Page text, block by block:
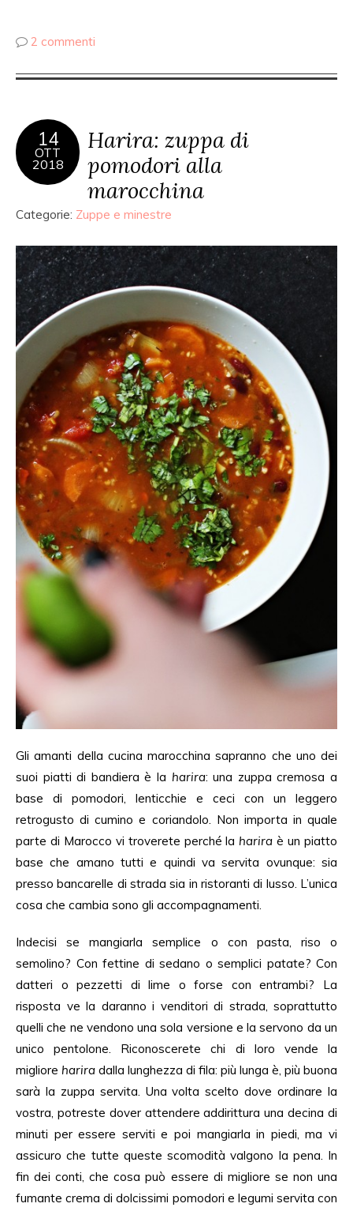
2 commenti
14
OTT
2018
Harira: zuppa di
pomodori alla
marocchina
Categorie: Zuppe e minestre
Gli amanti della cucina marocchina sapranno che uno dei
suoi piatti di bandiera è la harira: una zuppa cremosa a
base di pomodori, lenticchie e ceci con un leggero
retrogusto di cumino e coriandolo. Non importa in quale
parte di Marocco vi troverete perché la harira è un piatto
base che amano tutti e quindi va servita ovunque: sia
presso bancarelle di strada sia in ristoranti di lusso. L’unica
cosa che cambia sono gli accompagnamenti.
Indecisi se mangiarla semplice o con pasta, riso o
semolino? Con fettine di sedano o semplici patate? Con
datteri o pezzetti di lime o forse con entrambi? La
risposta ve la daranno i venditori di strada, soprattutto
quelli che ne vendono una sola versione e la servono da un
unico pentolone. Riconoscerete chi di loro vende la
migliore harira dalla lunghezza di fila: più lunga è, più buona
sarà la zuppa servita. Una volta scelto dove ordinare la
vostra, potreste dover attendere addirittura una decina di
minuti per essere serviti e poi mangiarla in piedi, ma vi
assicuro che tutte queste scomodità valgono la pena. In
fin dei conti, che cosa può essere di migliore se non una
fumante crema di dolcissimi pomodori e legumi servita con